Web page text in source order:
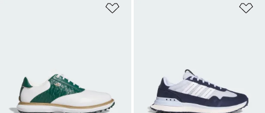
Pridať do zoznamu želaných